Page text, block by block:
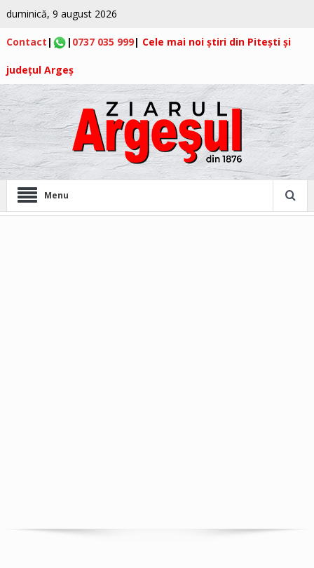
duminică, 9 august 2026
Contact | | 0737 035 999| Cele mai noi știri din Pitești și
județul Argeș
Menu